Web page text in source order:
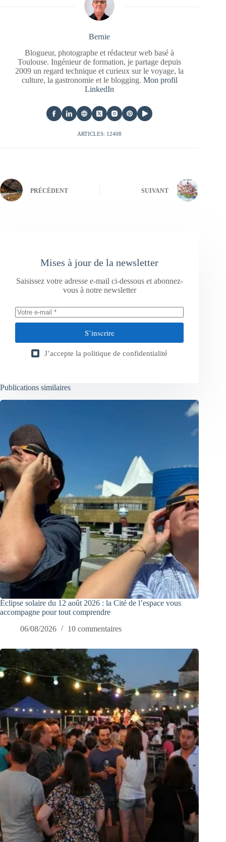
Bernie
Blogueur, photographe et rédacteur web basé à
Toulouse. Ingénieur de formation, je partage depuis
2009 un regard technique et curieux sur le voyage, la
culture, la gastronomie et le blogging. Mon profil
LinkedIn
ARTICLES: 12408
PRÉCÉDENT SUIVANT
Mises à jour de la newsletter
Saisissez votre adresse e-mail ci-dessous et abonnez-
vous à notre newsletter
S’inscrire
J’accepte la politique de confidentialité
Publications similaires
Éclipse solaire du 12 août 2026 : la Cité de l’espace vous
accompagne pour tout comprendre
06/08/2026
10 commentaires